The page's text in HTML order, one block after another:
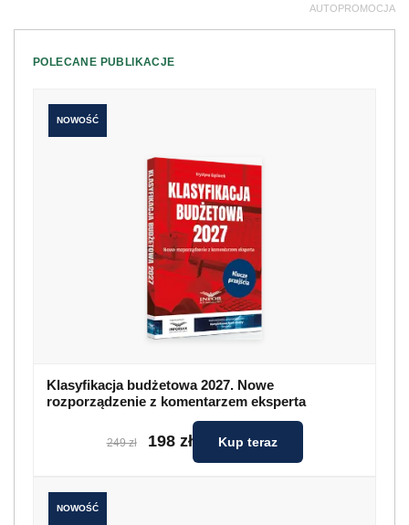
AUTOPROMOCJA
POLECANE PUBLIKACJE
NOWOŚĆ
Klasyfikacja budżetowa 2027. Nowe
rozporządzenie z komentarzem eksperta
249 zł 198 zł Kup teraz
NOWOŚĆ